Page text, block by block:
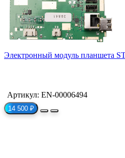
Электронный модуль планшета
Артикул: EN-00006494
14 500 ₽